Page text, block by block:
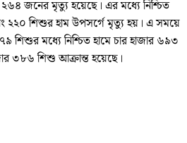
জনের মৃত্যু হয়েছে। এর মধ্যে নিশ্চিত
২২০ শিশুর হাম উপসর্গে মৃত্যু হয়। এ সময়ে
শিশুর মধ্যে নিশ্চিত হামে চার হাজার ৬৯৩
৩৮৬ শিশু আক্রান্ত হয়েছে।